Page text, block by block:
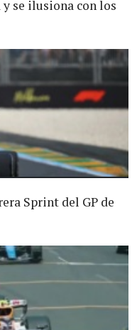
se ilusiona con los
Sprint del GP de